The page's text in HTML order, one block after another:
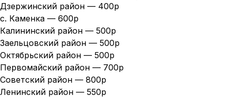
Дзержинский район — 400р
с. Каменка — 600р
Калининский район — 500р
Заельцовский район — 500р
Октябрьский район — 500р
Первомайский район — 700р
Советский район — 800р
Ленинский район — 550р